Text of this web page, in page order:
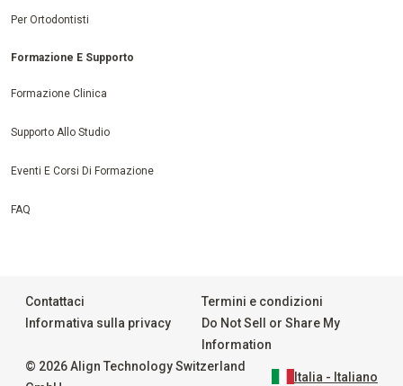
Per Ortodontisti
Formazione E Supporto
Formazione Clinica
Supporto Allo Studio
Eventi E Corsi Di Formazione
FAQ
© 2026 Align Technology Switzerland
Contattaci
Termini e condizioni
Informativa sulla privacy
Do Not Sell or Share My
Information
Italia - Italiano